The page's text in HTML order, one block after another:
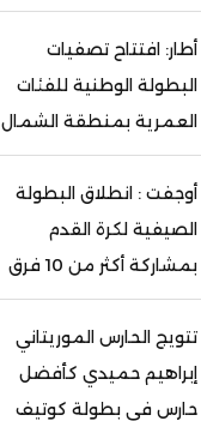
أطار: افتتاح تصفيات
البطولة الوطنية للفئات
العمرية بمنطقة الشمال
أوجفت : انطلاق البطولة
الصيفية لكرة القدم
بمشاركة أكثر من 10 فرق
تتويج الحارس الموريتاني
إبراهيم حميدي كأفضل
حارس في بطولة كوتيف